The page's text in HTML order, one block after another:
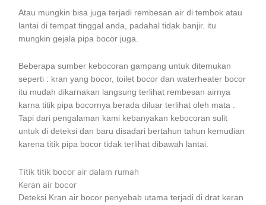
Atau mungkin bisa juga terjadi rembesan air di tembok atau
lantai di tempat tinggal anda, padahal tidak banjir. itu
mungkin gejala pipa bocor juga.
Beberapa sumber kebocoran gampang untuk ditemukan
seperti : kran yang bocor, toilet bocor dan waterheater bocor
itu mudah dikarnakan langsung terlihat rembesan airnya
karna titik pipa bocornya berada diluar terlihat oleh mata .
Tapi dari pengalaman kami kebanyakan kebocoran sulit
untuk di deteksi dan baru disadari bertahun tahun kemudian
karena titik pipa bocor tidak terlihat dibawah lantai.
Titik titik bocor air dalam rumah
Keran air bocor
Deteksi Kran air bocor penyebab utama terjadi di drat keran